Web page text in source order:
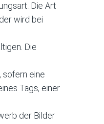
Die Art
wird bei
Die
sofern eine
Tags, einer
der Bilder